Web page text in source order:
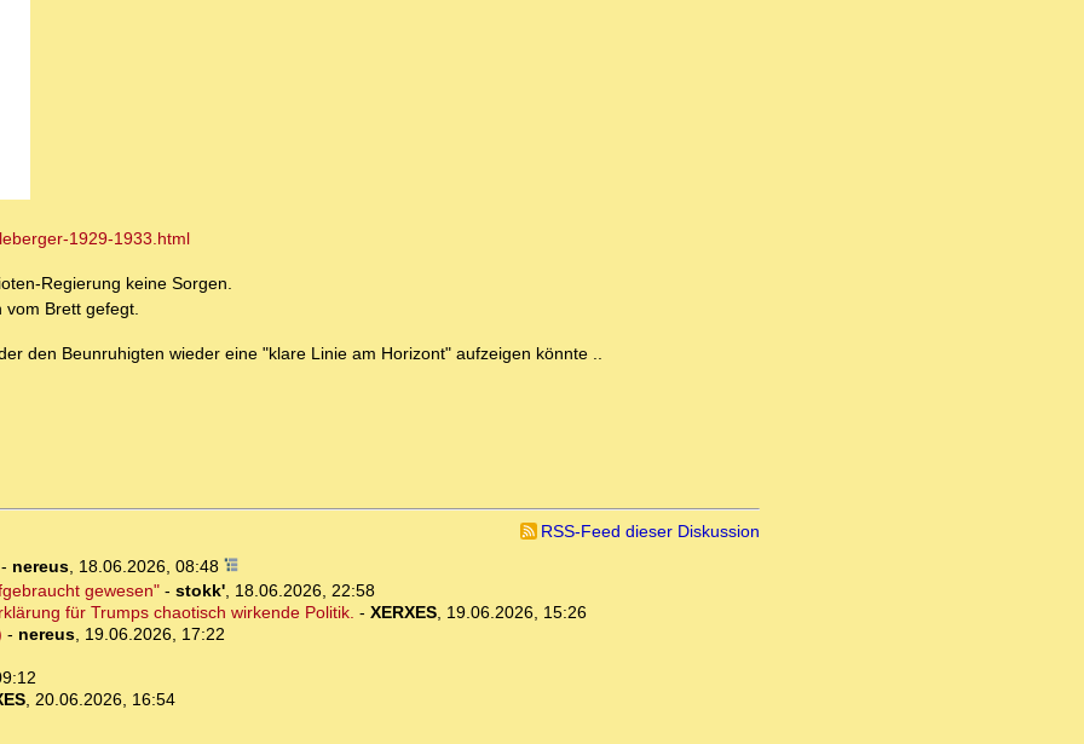
1929-1933.html
Regierung keine Sorgen.
vom Brett gefegt.
den Beunruhigten wieder eine "klare Linie am Horizont" aufzeigen könnte ..
RSS-Feed dieser Diskussion
- nereus, 18.06.2026, 08:48
gewesen"- stokk', 18.06.2026, 22:58
für Trumps chaotisch wirkende Politik. - XERXES, 19.06.2026, 15:26
- nereus, 19.06.2026, 17:22
, 20.06.2026, 16:54